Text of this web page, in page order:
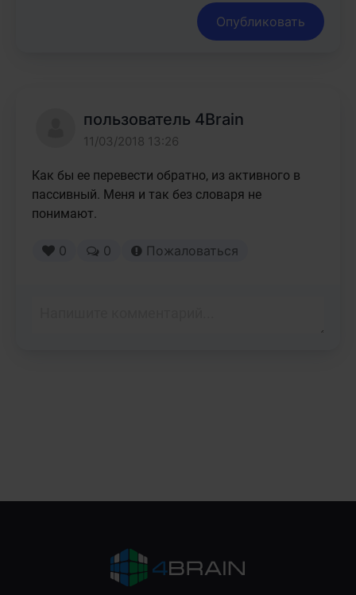
Опубликовать
пользователь 4Brain
11/03/2018 13:26
Как бы ее перевести обратно, из активного в
пассивный. Меня и так без словаря не
понимают.
0 0 Пожаловаться